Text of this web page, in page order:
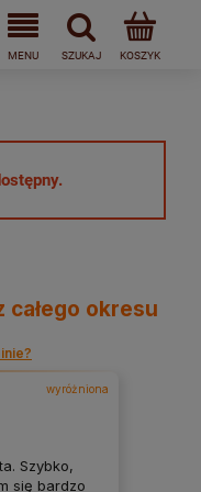
całego okresu
wyróżniona
Szybko,
się bardzo